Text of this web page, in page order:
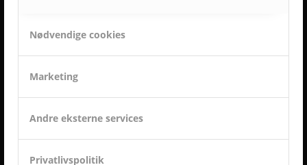
Nødvendige cookies
Marketing
Andre eksterne services
Privatlivspolitik